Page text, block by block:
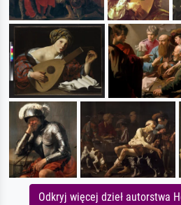
Odkryj więcej dzieł autorstwa